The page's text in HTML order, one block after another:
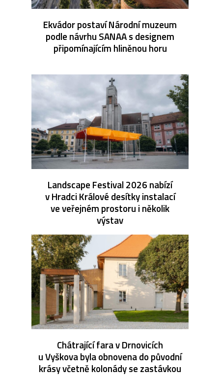
Ekvádor postaví Národní muzeum
podle návrhu SANAA s designem
připomínajícím hliněnou horu
Landscape Festival 2026 nabízí
v Hradci Králové desítky instalací
ve veřejném prostoru i několik
výstav
Chátrající fara v Drnovicích
u Vyškova byla obnovena do původní
krásy včetně kolonády se zastávkou